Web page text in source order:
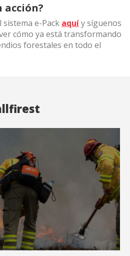
acción?
e-Pack aquíy síguenos
cómo ya está transformando
forestales en todo el
para almacenar información
personales del usuario
continuada de sus hábitos de